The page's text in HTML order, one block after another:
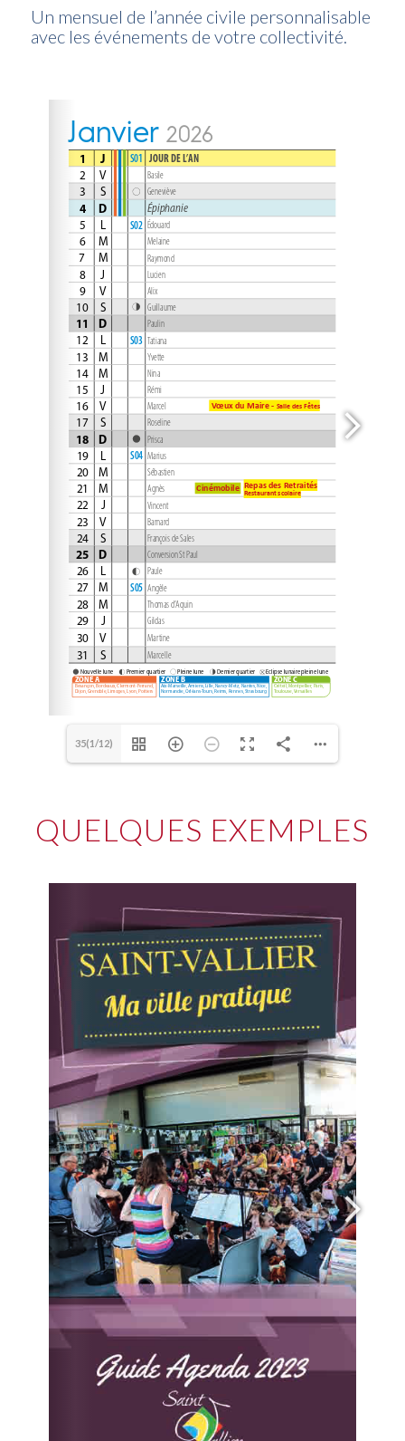
Un mensuel de l’année civile personnalisable
avec les événements de votre collectivité.
35(1/12)
QUELQUES EXEMPLES